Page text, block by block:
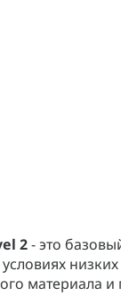
2- это
материала